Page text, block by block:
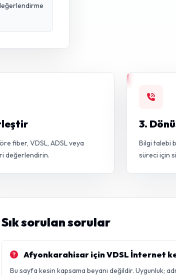
fiber, VDSL, ADSL veya
değerlendirin.
3.
Bilgi talebi
süreci için
Sık sorulan sorular
Afyonkarahisar için VDSL İnternet
Bu sayfa kesin kapsama beyanı değildir. Uygunluk;